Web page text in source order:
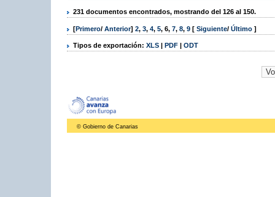
231 documentos encontrados, mostrando del 126 al 150.
[Primero/ Anterior] 2, 3, 4, 5, 6, 7, 8, 9 [ Siguiente/ Último ]
Tipos de exportación: XLS | PDF | ODT
© Gobierno de Canarias